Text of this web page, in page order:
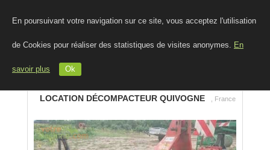
En poursuivant votre navigation sur ce site, vous acceptez l'utilisation
de Cookies pour réaliser des statistiques de visites anonymes. En
savoir plus Ok
LOCATION DÉCOMPACTEUR QUIVOGNE , France